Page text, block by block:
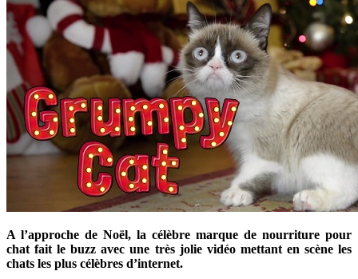
A l’approche de Noël, la célèbre marque de nourriture pour
chat fait le buzz avec une très jolie vidéo mettant en scène les
chats les plus célèbres d’internet.